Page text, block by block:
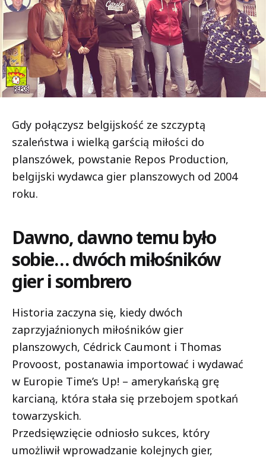
Gdy połączysz belgijskość ze szczyptą
szaleństwa i wielką garścią miłości do
planszówek, powstanie Repos Production,
belgijski wydawca gier planszowych od 2004
roku.
Dawno, dawno temu było
sobie… dwóch miłośników
gier i sombrero
Historia zaczyna się, kiedy dwóch
zaprzyjaźnionych miłośników gier
planszowych, Cédrick Caumont i Thomas
Provoost, postanawia importować i wydawać
w Europie Time’s Up! – amerykańską grę
karcianą, która stała się przebojem spotkań
towarzyskich.
Przedsięwzięcie odniosło sukces, który
umożliwił wprowadzanie kolejnych gier,